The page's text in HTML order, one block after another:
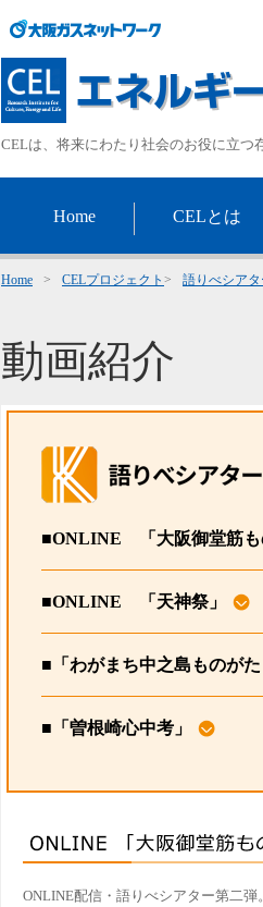
CELは、将来にわたり社会のお役に立つ
Home CELとは
Home > CELプロジェクト > 語りべシアタ
動画紹介
■ONLINE 「大阪御堂筋も
■ONLINE 「天神祭」
■「わがまち中之島ものが
■「曽根崎心中考」
ONLINE配信・語りべシアター第二